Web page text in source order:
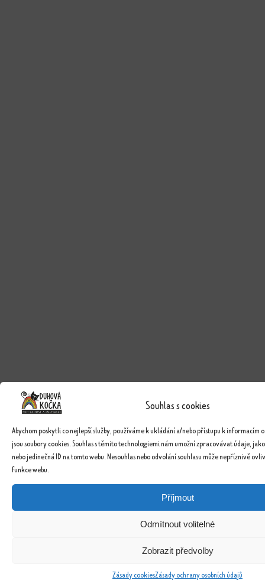
Souhlas s cookies
Abychom poskytli co nejlepší služby, používáme k ukládání a/nebo přístupu k informacím
jsou soubory cookies. Souhlas s těmito technologiemi nám umožní zpracovávat údaje,
nebo jedinečná ID na tomto webu. Nesouhlas nebo odvolání souhlasu může nepříznivě
funkce webu.
Příjmout
Odmítnout volitelné
Zobrazit předvolby
Zásady cookiesZásady ochrany osobních údajů